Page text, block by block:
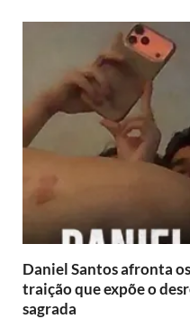
Daniel Santos afronta
traição que expõe o
sagrada